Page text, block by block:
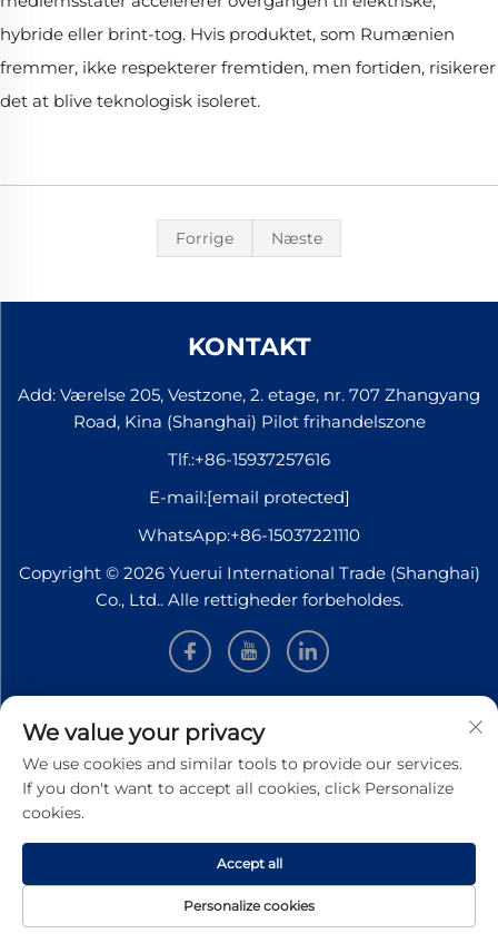
hybride eller brint-tog. Hvis produktet, som Rumænien
fremmer, ikke respekterer fremtiden, men fortiden, risikerer
det at blive teknologisk isoleret.
Forrige Næste
KONTAKT
Add: Værelse 205, Vestzone, 2. etage, nr. 707 Zhangyang
Road, Kina (Shanghai) Pilot frihandelszone
Tlf.:+86-15937257616
E-mail:[email protected]
WhatsApp:+86-15037221110
Copyright © 2026 Yuerui International Trade (Shanghai)
Co., Ltd.. Alle rettigheder forbeholdes.
INFORMATION
Tilmeld dig for at modtage vores ugentlige nyhedsbrev
Send
We value your privacy
We use cookies and similar tools to provide our services.
If you don't want to accept all cookies, click Personalize
cookies.
Personalize cookies
Accept all